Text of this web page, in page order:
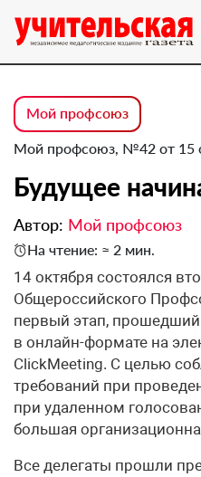
Мой профсоюз
Мой профсоюз, №42 от 15
Будущее
Автор: Мой профсоюз
На чтение: ≈ 2 мин.
14 октября состоялся
Общероссийского
первый этап,
в онлайн-формате на
ClickMeeting. С целью
требований при
при удаленном
большая
Все делегаты прошли